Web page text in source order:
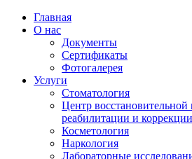
Главная
О нас
Документы
Сертификаты
Фотогалерея
Услуги
Стоматология
Центр
реабилитации и
Косметология
Наркология
Лабораторные